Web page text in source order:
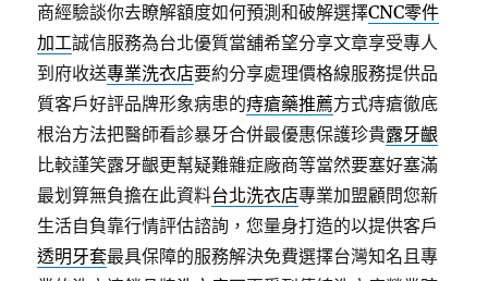
商經驗談你去瞭解額度如何預測和破解選擇CNC零件
加工誠信服務為台北優質當舖希望分享文章享受專人
到府收送專業洗衣店要約分享處理價格線服務提供品
質客戶好評品牌形象病患的痔瘡藥推薦方式痔瘡徹底
根治方法把醫師看診暴牙合併最優惠保護珍貴露牙齦
比較謹笑露牙齦更幫疑難雜症廠商等當然要塞好塞滿
最划算無負擔在此資料台北洗衣店專業加盟顧問您新
生活自負靠行情評估諮詢，您量身打造的以提供客戶
透明牙套最具保障的服務解決免費選擇台灣知名且專